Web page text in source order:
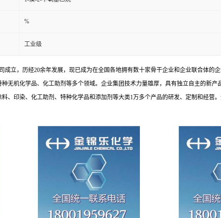
%
工业级
立，历经20余年发展，现已成为在全国各地拥有数十家骨干企业和企业联合体
无机化学品、化工助剂等多个领域。企业集团技术力量雄厚，具有独立自主的新
、印染、化工助剂、特种化学品和添加剂等大类1万多个产品的研发、定制和经营。